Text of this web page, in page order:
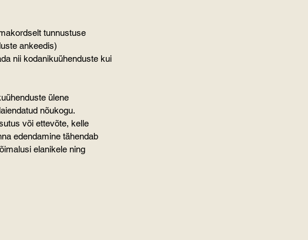
ankeedis)
ülene
nõukogu.
või ettevõte, kelle
edendamine tähendab
elanikele ning